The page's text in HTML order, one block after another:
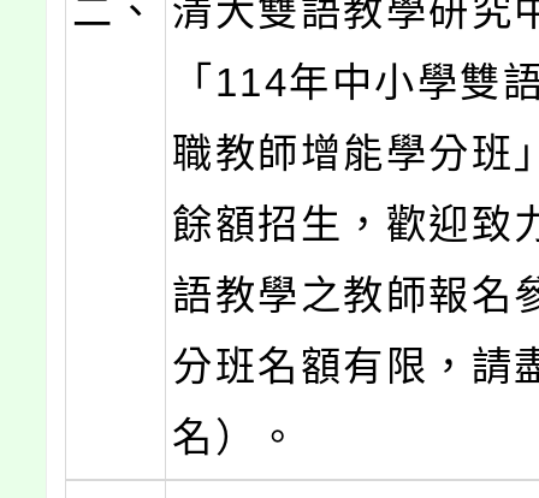
二、
清大雙語教學研究
「114年中小學雙
職教師增能學分班
餘額招生，歡迎致
語教學之教師報名
分班名額有限，請
名）。